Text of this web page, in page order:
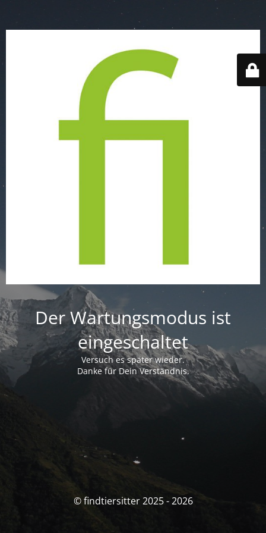
Der Wartungsmodus ist
eingeschaltet
Versuch es später wieder.
Danke für Dein Verständnis.
© findtiersitter 2025 - 2026